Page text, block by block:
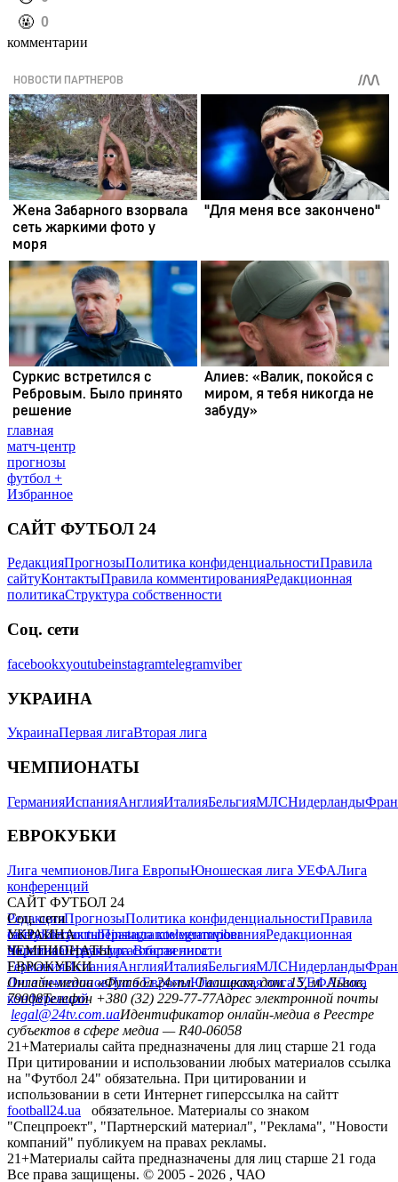
️🤬 0
комментарии
главная
матч-центр
прогнозы
футбол +
Избранное
САЙТ ФУТБОЛ 24
РедакцияПрогнозыПолитика конфиденциальностиПравила
сайтуКонтактыПравила комментированияРедакционная
политикаСтруктура собственности
Соц. сети
facebookxyoutubeinstagramtelegramviber
УКРАИНА
УкраинаПервая лигаВторая лига
ЧЕМПИОНАТЫ
ГерманияИспанияАнглияИталияБельгияМЛСНидерланды
ЕВРОКУБКИ
Лига чемпионовЛига ЕвропыЮношеская лига УЕФАЛига
конференций
САЙТ ФУТБОЛ 24
РедакцияПрогнозыПолитика конфиденциальностиПравила
сайтуКонтактыПравила комментированияРедакционная
политикаСтруктура собственности
Соц. сети
facebookxyoutubeinstagramtelegramviber
УКРАИНА
УкраинаПервая лигаВторая лига
ЧЕМПИОНАТЫ
ГерманияИспанияАнглияИталияБельгияМЛСНидерланды
ЕВРОКУБКИ
Лига чемпионовЛига ЕвропыЮношеская лига УЕФАЛига
конференций
Онлайн-медиа «Футбол 24»пл. Галицкая, дом. 15, м. Львов,
79008Телефон +380 (32) 229-77-77Адрес электронной почты
legal@24tv.com.uaИдентификатор онлайн-медиа в Реестре
субъектов в сфере медиа — R40-06058
21+Материалы сайта предназначены для лиц старше 21 года
При цитировании и использовании любых материалов ссылка
на "Футбол 24" обязательна. При цитировании и
использовании в сети Интернет гиперссылка на сайтт
football24.ua
обязательное. Материалы со знаком
"Спецпроект", "Партнерский материал", "Реклама", "Новости
компаний" публикуем на правах рекламы.
21+Материалы сайта предназначены для лиц старше 21 года
Все права защищены. © 2005 - 2026 , ЧАО